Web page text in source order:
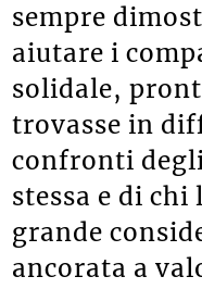
sempre
aiutare i
solidale,
trovasse in
confronti
stessa e di
grande
ancorata a